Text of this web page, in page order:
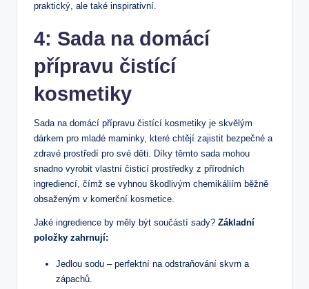
praktický, ale také inspirativní.
4: Sada na domácí
přípravu čistící ​
kosmetiky
Sada na domácí přípravu čistící kosmetiky je skvělým
dárkem pro mladé ⁣maminky, které chtějí zajistit bezpečné a
zdravé prostředí ‍pro své děti. Díky těmto​ sada mohou
snadno vyrobit ⁤vlastní‍ čisticí prostředky z přírodních
ingrediencí, čímž se vyhnou škodlivým chemikáliím běžně
obsaženým⁣ v komerční kosmetice.
Jaké ingredience by měly být součástí sady? Základní
položky zahrnují:
Jedlou‍ sodu – perfektní na odstraňování skvrn a
zápachů.